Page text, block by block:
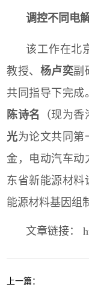
调控不同电
该工作在北
教授、 杨卢奕副
共同指导下完成
陈诗名
（现为
光为论文共同第
金，电动汽车动
东省新能源材料
能源材料基因组
文章链接：
上一篇：